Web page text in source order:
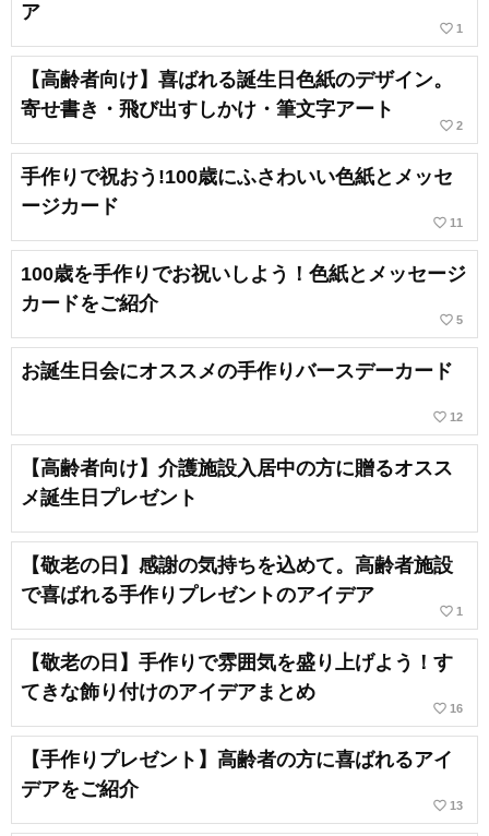
ア
favorite_border 1
【高齢者向け】喜ばれる誕生日色紙のデザイン。
寄せ書き・飛び出すしかけ・筆文字アート
favorite_border 2
手作りで祝おう!100歳にふさわいい色紙とメッセ
ージカード
favorite_border 11
100歳を手作りでお祝いしよう！色紙とメッセージ
カードをご紹介
favorite_border 5
お誕生日会にオススメの手作りバースデーカード
favorite_border 12
【高齢者向け】介護施設入居中の方に贈るオスス
メ誕生日プレゼント
【敬老の日】感謝の気持ちを込めて。高齢者施設
で喜ばれる手作りプレゼントのアイデア
favorite_border 1
【敬老の日】手作りで雰囲気を盛り上げよう！す
てきな飾り付けのアイデアまとめ
favorite_border 16
【手作りプレゼント】高齢者の方に喜ばれるアイ
デアをご紹介
favorite_border 13